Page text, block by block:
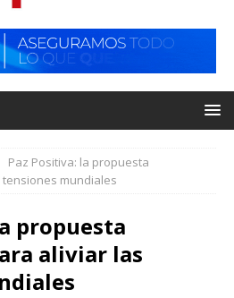
Paz Positiva: la propuesta
mundiales
propuesta
aliviar las